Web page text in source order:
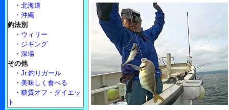
・ 北海道
・ 沖縄
釣法別
・ ウィリー
・ ジギング
・ 深場
その他
・ Jr.釣りガール
・ 美味しく食べる
・ 糖質オフ・ダイエッ
ト